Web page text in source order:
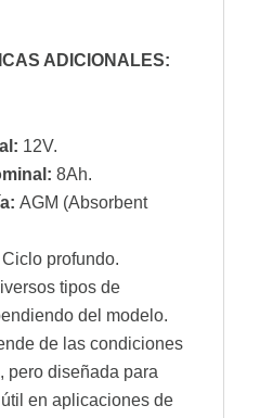
ADICIONALES:
12V.
8Ah.
AGM (Absorbent
Ciclo profundo.
tipos de
del modelo.
de las condiciones
pero diseñada para
en aplicaciones de